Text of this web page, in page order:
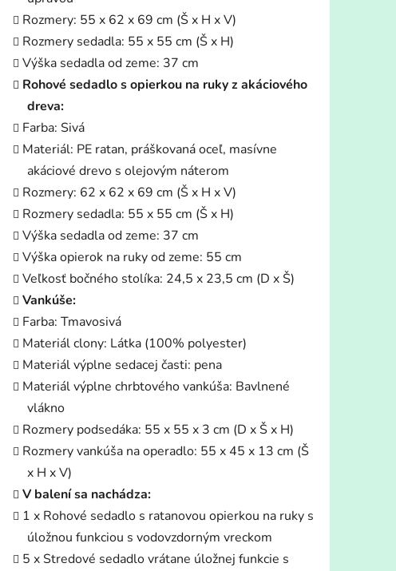
Rozmery: 55 x 62 x 69 cm (Š x H x V)
Rozmery sedadla: 55 x 55 cm (Š x H)
Výška sedadla od zeme: 37 cm
Rohové sedadlo s opierkou na ruky z akáciového
dreva:
Farba: Sivá
Materiál: PE ratan, práškovaná oceľ, masívne
akáciové drevo s olejovým náterom
Rozmery: 62 x 62 x 69 cm (Š x H x V)
Rozmery sedadla: 55 x 55 cm (Š x H)
Výška sedadla od zeme: 37 cm
Výška opierok na ruky od zeme: 55 cm
Veľkosť bočného stolíka: 24,5 x 23,5 cm (D x Š)
Vankúše:
Farba: Tmavosivá
Materiál clony: Látka (100% polyester)
Materiál výplne sedacej časti: pena
Materiál výplne chrbtového vankúša: Bavlnené
vlákno
Rozmery podsedáka: 55 x 55 x 3 cm (D x Š x H)
Rozmery vankúša na operadlo: 55 x 45 x 13 cm (Š
x H x V)
V balení sa nachádza:
1 x Rohové sedadlo s ratanovou opierkou na ruky s
úložnou funkciou s vodovzdorným vreckom
5 x Stredové sedadlo vrátane úložnej funkcie s